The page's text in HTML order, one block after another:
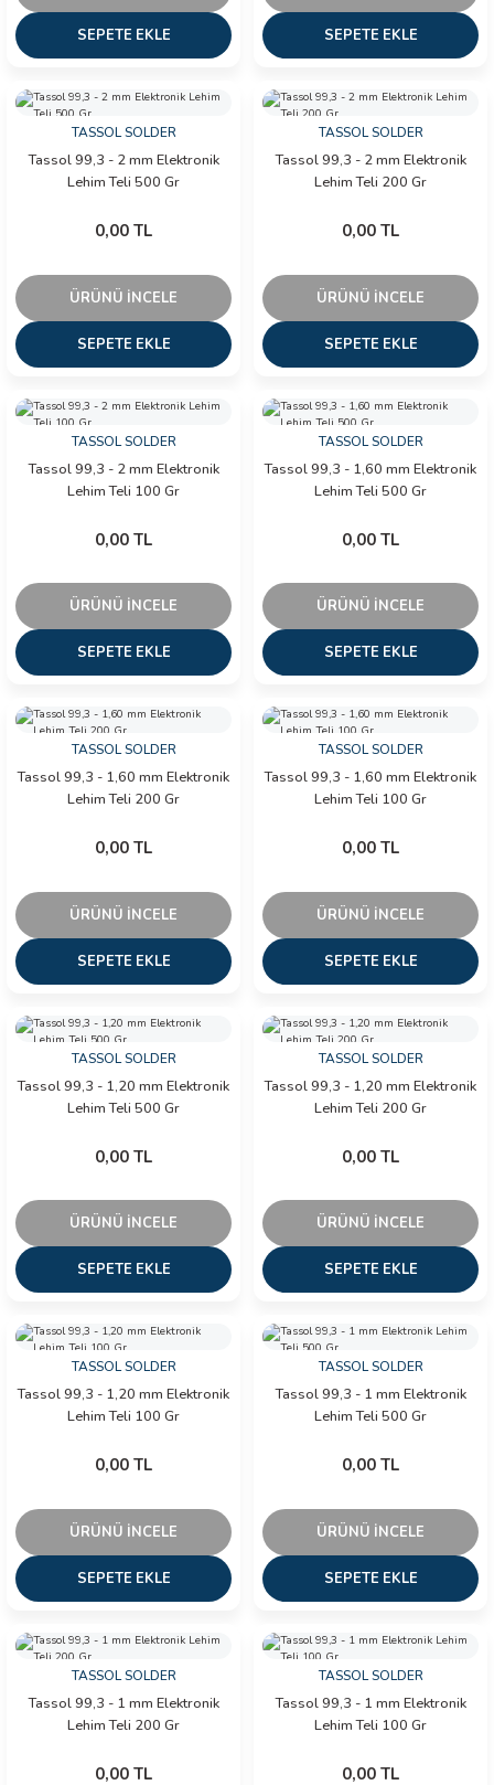
CİHAZI
CİHAZLARI
SEPETE EKLE SEPETE EKLE
TASSOL SOLDER
Tassol 99,3 - 2 mm Elektronik
Lehim Teli 500 Gr
0,00 TL
ÜRÜNÜ İNCELE
SEPETE EKLE
TASSOL SOLDER
Tassol 99,3 - 2 mm Elektronik
Lehim Teli 200 Gr
0,00 TL
ÜRÜNÜ İNCELE
SEPETE EKLE
TASSOL SOLDER
Tassol 99,3 - 2 mm Elektronik
Lehim Teli 100 Gr
0,00 TL
ÜRÜNÜ İNCELE
SEPETE EKLE
TASSOL SOLDER
Tassol 99,3 - 1,60 mm Elektronik
Lehim Teli 500 Gr
0,00 TL
ÜRÜNÜ İNCELE
SEPETE EKLE
TASSOL SOLDER
Tassol 99,3 - 1,60 mm Elektronik
Lehim Teli 200 Gr
0,00 TL
ÜRÜNÜ İNCELE
SEPETE EKLE
TASSOL SOLDER
Tassol 99,3 - 1,60 mm Elektronik
Lehim Teli 100 Gr
0,00 TL
ÜRÜNÜ İNCELE
SEPETE EKLE
TASSOL SOLDER
Tassol 99,3 - 1,20 mm Elektronik
Lehim Teli 500 Gr
0,00 TL
ÜRÜNÜ İNCELE
SEPETE EKLE
TASSOL SOLDER
Tassol 99,3 - 1,20 mm Elektronik
Lehim Teli 200 Gr
0,00 TL
ÜRÜNÜ İNCELE
SEPETE EKLE
TASSOL SOLDER
Tassol 99,3 - 1,20 mm Elektronik
Lehim Teli 100 Gr
0,00 TL
ÜRÜNÜ İNCELE
SEPETE EKLE
TASSOL SOLDER
Tassol 99,3 - 1 mm Elektronik
Lehim Teli 500 Gr
0,00 TL
ÜRÜNÜ İNCELE
SEPETE EKLE
TASSOL SOLDER
Tassol 99,3 - 1 mm Elektronik
Lehim Teli 200 Gr
0,00 TL
TASSOL SOLDER
Tassol 99,3 - 1 mm Elektronik
Lehim Teli 100 Gr
0,00 TL